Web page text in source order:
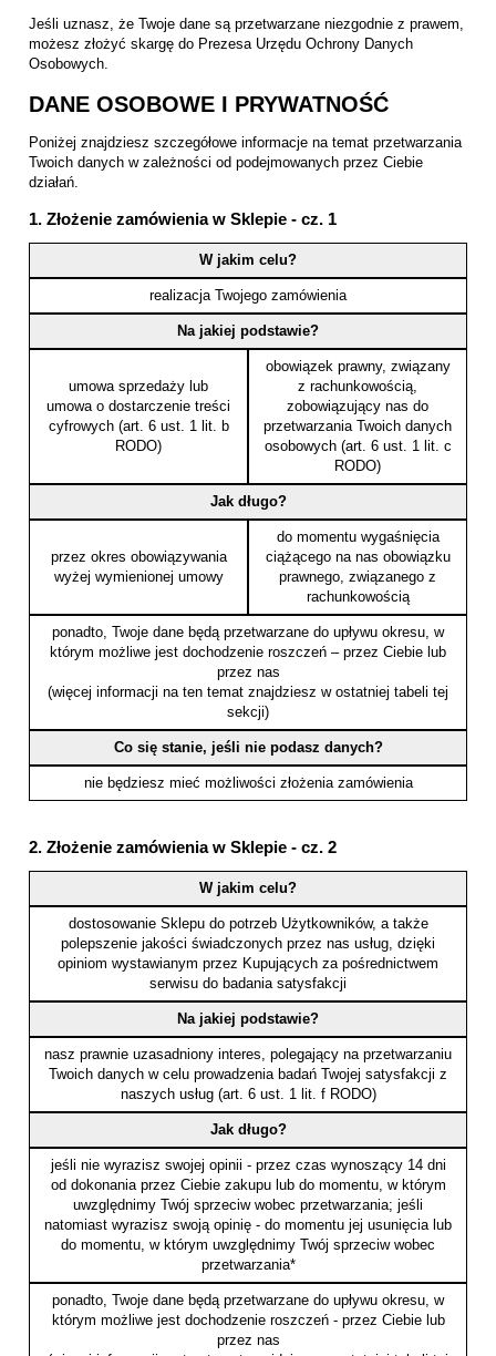
Jeśli uznasz, że Twoje dane są przetwarzane niezgodnie z prawem,
możesz złożyć skargę do Prezesa Urzędu Ochrony Danych
Osobowych.
DANE OSOBOWE I PRYWATNOŚĆ
Poniżej znajdziesz szczegółowe informacje na temat przetwarzania
Twoich danych w zależności od podejmowanych przez Ciebie
działań.
1. Złożenie zamówienia w Sklepie - cz. 1
W jakim celu?
realizacja Twojego zamówienia
Na jakiej podstawie?
umowa sprzedaży lub
umowa o dostarczenie treści
cyfrowych (art. 6 ust. 1 lit. b
RODO)
obowiązek prawny, związany
z rachunkowością,
zobowiązujący nas do
przetwarzania Twoich danych
osobowych (art. 6 ust. 1 lit. c
RODO)
Jak długo?
przez okres obowiązywania
wyżej wymienionej umowy
do momentu wygaśnięcia
ciążącego na nas obowiązku
prawnego, związanego z
rachunkowością
ponadto, Twoje dane będą przetwarzane do upływu okresu, w
którym możliwe jest dochodzenie roszczeń – przez Ciebie lub
przez nas
(więcej informacji na ten temat znajdziesz w ostatniej tabeli tej
sekcji)
Co się stanie, jeśli nie podasz danych?
nie będziesz mieć możliwości złożenia zamówienia
2. Złożenie zamówienia w Sklepie - cz. 2
W jakim celu?
dostosowanie Sklepu do potrzeb Użytkowników, a także
polepszenie jakości świadczonych przez nas usług, dzięki
opiniom wystawianym przez Kupujących za pośrednictwem
serwisu do badania satysfakcji
Na jakiej podstawie?
nasz prawnie uzasadniony interes, polegający na przetwarzaniu
Twoich danych w celu prowadzenia badań Twojej satysfakcji z
naszych usług (art. 6 ust. 1 lit. f RODO)
Jak długo?
jeśli nie wyrazisz swojej opinii - przez czas wynoszący 14 dni
od dokonania przez Ciebie zakupu lub do momentu, w którym
uwzględnimy Twój sprzeciw wobec przetwarzania; jeśli
natomiast wyrazisz swoją opinię - do momentu jej usunięcia lub
do momentu, w którym uwzględnimy Twój sprzeciw wobec
przetwarzania*
ponadto, Twoje dane będą przetwarzane do upływu okresu, w
którym możliwe jest dochodzenie roszczeń - przez Ciebie lub
przez nas